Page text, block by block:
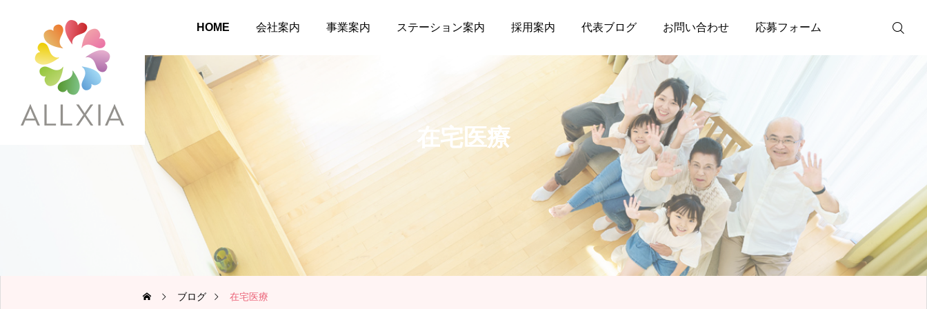
HOME 会社案内 事業案内 ステーション案内 採用案内 代表ブログ お問い合わせ 応募フォーム
応募フォーム
採用案内
在宅医療
ブログ 在宅医療